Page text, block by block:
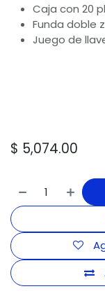
Caja con 20
Funda doble
Juego de
$ 5,074.00